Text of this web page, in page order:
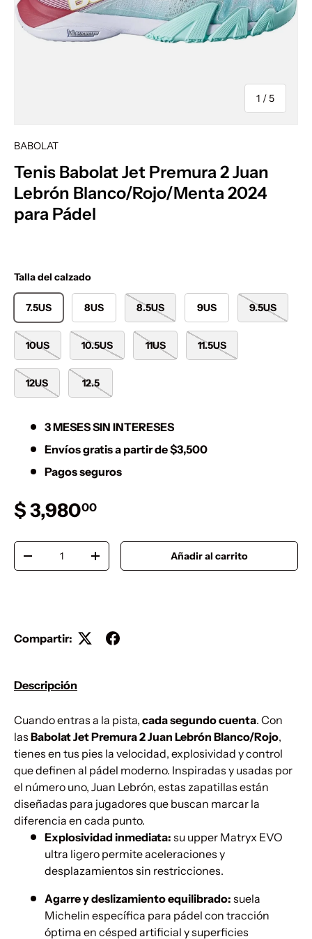
1 /de
5
BABOLAT
Tenis Babolat Jet Premura 2 Juan
Lebrón Blanco/Rojo/Menta 2024
para Pádel
Talla del calzado
7.5US 8US 8.5US 9US 9.5US
10US 10.5US 11US 11.5US
12US 12.5
3 MESES SIN INTERESES
Envíos gratis a partir de $3,500
Pagos seguros
Precio normal
$ 3,98000
Cant.
Disminuir cantidadAumentar la cantidadAñadir al carrito
Compartir:
Descripción
Cuando entras a la pista, cada segundo cuenta. Con
las Babolat Jet Premura 2 Juan Lebrón Blanco/Rojo,
tienes en tus pies la velocidad, explosividad y control
que definen al pádel moderno. Inspiradas y usadas por
el número uno, Juan Lebrón, estas zapatillas están
diseñadas para jugadores que buscan marcar la
diferencia en cada punto.
Explosividad inmediata: su upper Matryx EVO
ultra ligero permite aceleraciones y
desplazamientos sin restricciones.
Agarre y deslizamiento equilibrado: suela
Michelin específica para pádel con tracción
óptima en césped artificial y superficies